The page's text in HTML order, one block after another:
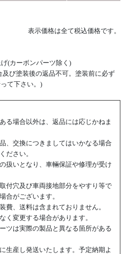
表示価格は全て税込価格です。
(カーボンパーツ除く)
び塗装後の返品不可。塗装前に必ず
て下さい。)
る場合以外は、返品には応じかねま
、交換につきましてはいかなる場合
ださい。
扱いとなり、車輛保証や修理が受け
付穴及び車両接地部分をやすり等で
合がございます。
費、送料は含まれておりません。
く変更する場合があります。
ツは実際の製品と異なる箇所がある
生産し発送いたします。予定納期よ